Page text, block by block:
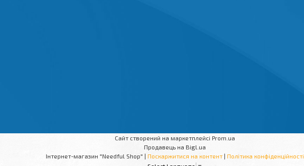
Сайт створений на маркетплейсі Prom.ua
Продавець на Bigl.ua
Інтернет-магазин "Needful Shop" | Поскаржитися на контент | Політика конфіденційності